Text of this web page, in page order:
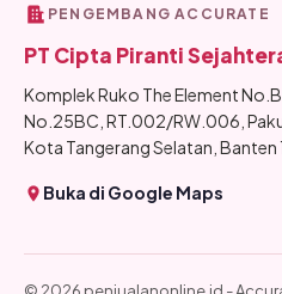
PENGEMBANG ACCURATE
PT Cipta Piranti
Komplek Ruko The Element No.B
No.25BC, RT.002/RW.006,
Kota Tangerang Selatan, Banten
Buka di Google Maps
© 2026 penjualanonline.id -